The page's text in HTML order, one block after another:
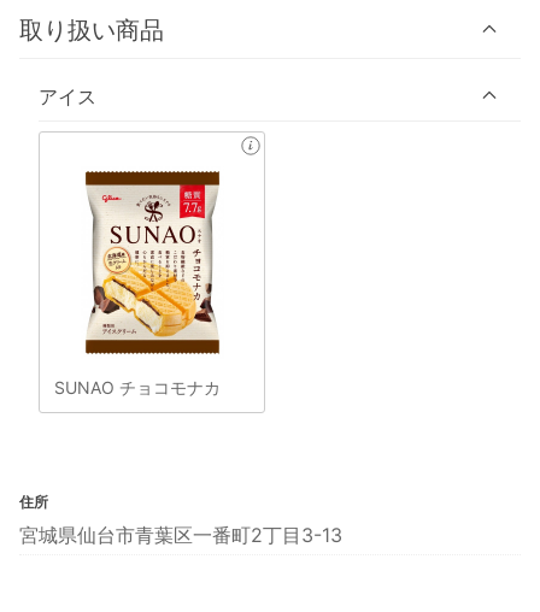
取り扱い商品
アイス
SUNAO チョコモナカ
住所
宮城県仙台市青葉区一番町2丁目3-13